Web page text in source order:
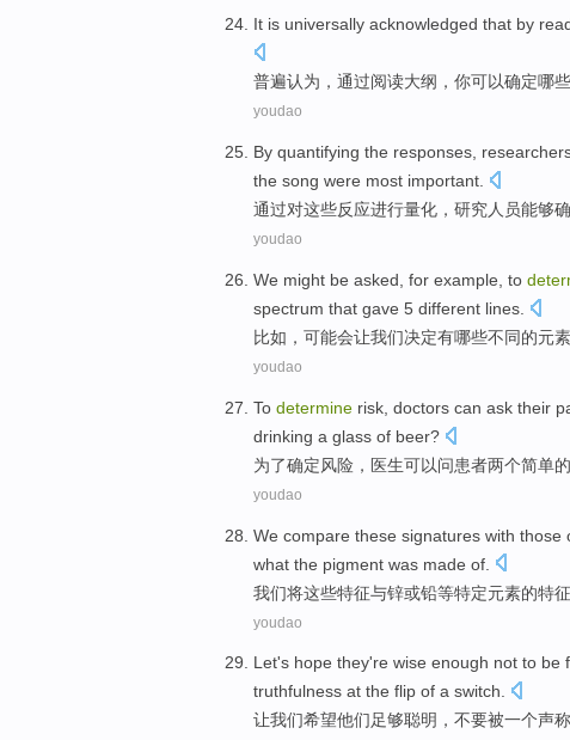
It is universally acknowledged that by
普遍认为， 通过阅读大纲 ， 你可以确定哪些
youdao
By quantifying the responses
the song were most important
通过对这些反应进行量化 ， 研究人员能够
youdao
We might be asked for example to
spectrum that gave 5 different lines.
比如 ， 可能会让我们决定有哪些不同的元素
youdao
To determine risk doctors can ask their
drinking a glass of beer?
为了确定风险 ， 医生可以问患者两个简单的
youdao
We compare these signatures with those
what the pigment was made of
我们将这些特征与锌或铅等特定元素的特
youdao
Let's hope they're wise enough not to be
truthfulness at the flip of a switch.
让我们希望他们足够聪明， 不要被一个声称